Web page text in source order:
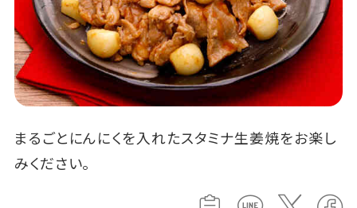
まるごとにんにくを入れたスタミナ生姜焼をお楽し
みください。